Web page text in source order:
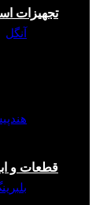
تجهیزات
آنگل
قطعات و